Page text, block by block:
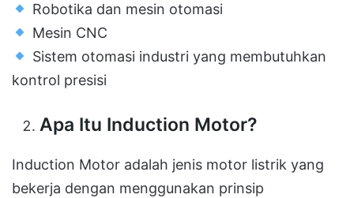
Robotika dan mesin otomasi
Mesin CNC
Sistem otomasi industri yang membutuhkan
kontrol presisi
Apa Itu Induction Motor?
Induction Motor adalah jenis motor listrik yang
bekerja dengan menggunakan prinsip